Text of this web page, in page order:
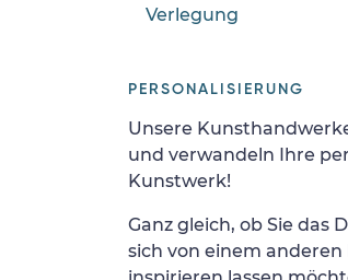
Verlegung
PERSONALISIERUNG
Unsere
und verwandeln Ihre
Kunstwerk!
Ganz gleich, ob Sie das
sich von einem